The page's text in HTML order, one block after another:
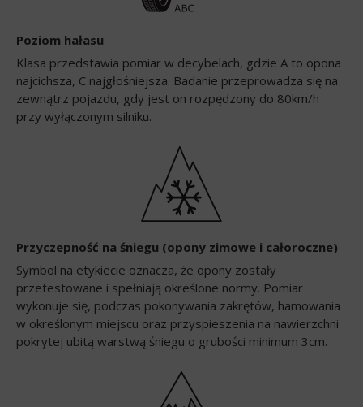
Poziom hałasu
Klasa przedstawia pomiar w decybelach, gdzie A to opona
najcichsza, C najgłośniejsza. Badanie przeprowadza się na
zewnątrz pojazdu, gdy jest on rozpędzony do 80km/h
przy wyłączonym silniku.
Przyczepność na śniegu (opony zimowe i całoroczne)
Symbol na etykiecie oznacza, że opony zostały
przetestowane i spełniają określone normy. Pomiar
wykonuje się, podczas pokonywania zakrętów, hamowania
w określonym miejscu oraz przyspieszenia na nawierzchni
pokrytej ubitą warstwą śniegu o grubości minimum 3cm.